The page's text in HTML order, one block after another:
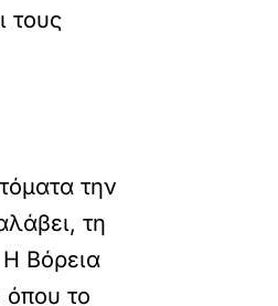
τους
την
τη
Βόρεια
όπου το